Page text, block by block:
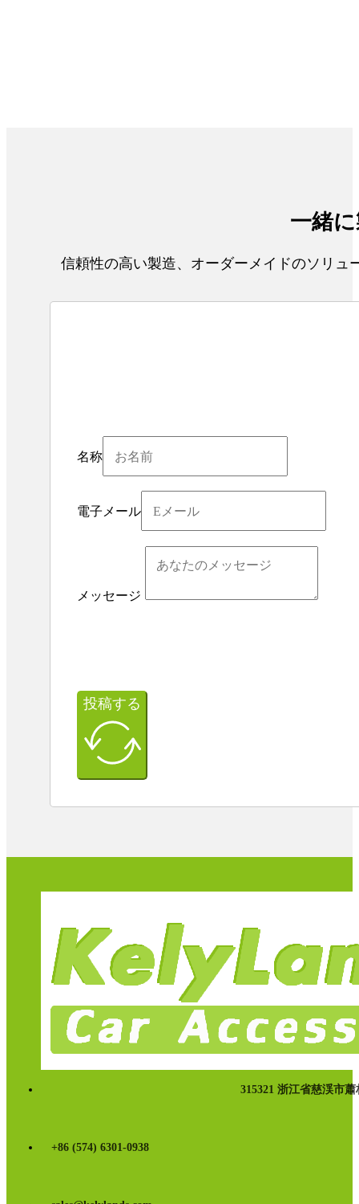
一緒
信頼性の高い製造、オーダーメイドのソリュ
名称
電子メール
メッセージ
投稿する
315321 浙江省慈渓市
+86 (574) 6301-0938